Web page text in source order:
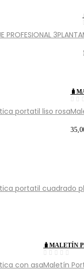
PROFESIONAL 3PLANTA
portatil liso rosa
portatil cuadrado
con asa
🧳MALETÍN
Maletín